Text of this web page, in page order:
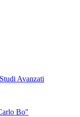
Avanzati
Bo"